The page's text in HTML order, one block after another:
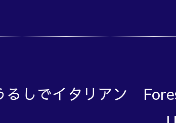
るしでイタリア